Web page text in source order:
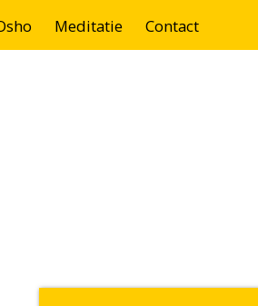
Meditatie Contact